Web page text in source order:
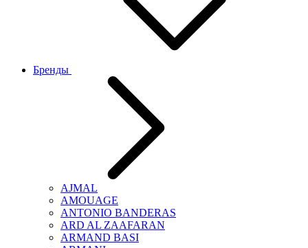
Бренды
AJMAL
AMOUAGE
ANTONIO BANDERAS
ARD AL ZAAFARAN
ARMAND BASI